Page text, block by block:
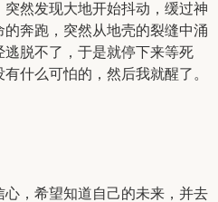
然发现大地开始抖动，缓过神
奔跑，突然从地壳的裂缝中涌
脱不了，于是就停下来等死
什么可怕的，然后我就醒了。
，希望知道自己的未来，并去